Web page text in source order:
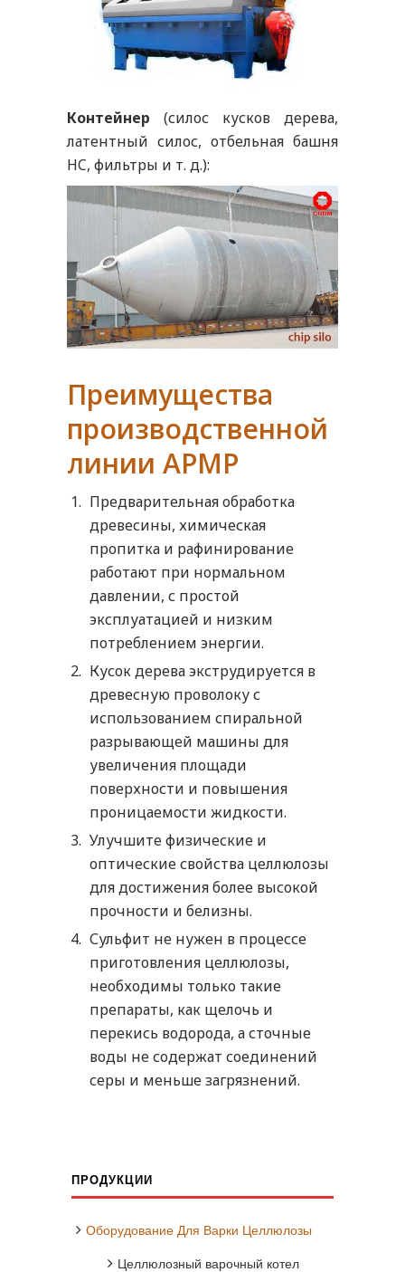
Контейнер (силос кусков дерева,
латентный силос, отбельная башня
HC, фильтры и т. д.):
Преимущества
производственной
линии APMP
Предварительная обработка
древесины, химическая
пропитка и рафинирование
работают при нормальном
давлении, с простой
эксплуатацией и низким
потреблением энергии.
Кусок дерева экструдируется в
древесную проволоку с
использованием спиральной
разрывающей машины для
увеличения площади
поверхности и повышения
проницаемости жидкости.
Улучшите физические и
оптические свойства целлюлозы
для достижения более высокой
прочности и белизны.
Сульфит не нужен в процессе
приготовления целлюлозы,
необходимы только такие
препараты, как щелочь и
перекись водорода, а сточные
воды не содержат соединений
серы и меньше загрязнений.
ПРОДУКЦИИ
Оборудование Для Варки Целлюлозы
Целлюлозный варочный котел